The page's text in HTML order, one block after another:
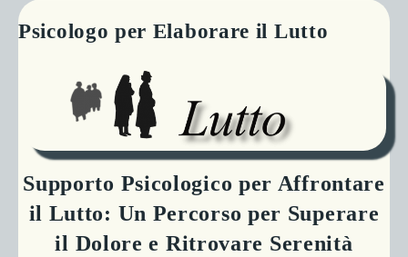
Psicologo per Elaborare il Lutto
Supporto Psicologico per Affrontare
il Lutto: Un Percorso per Superare
il Dolore e Ritrovare Serenità